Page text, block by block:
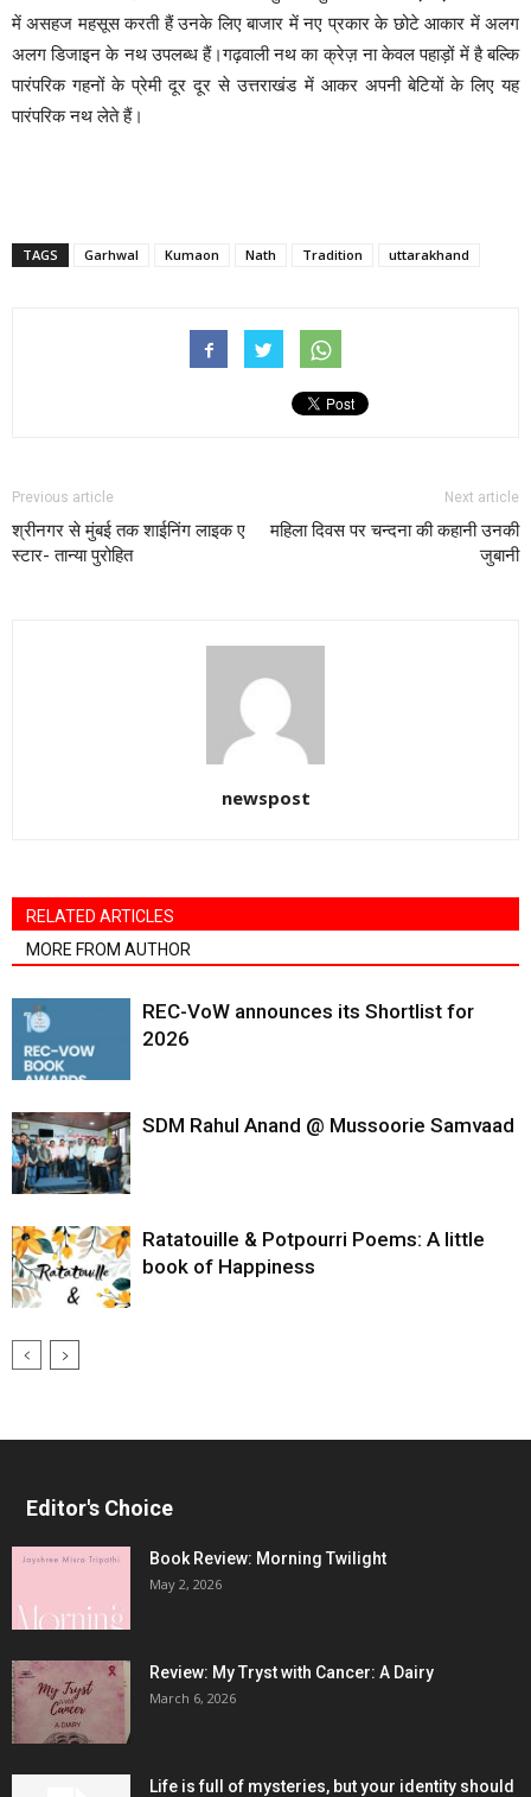
में असहज महसूस करती हैं उनके लिए बाजार में नए प्रकार के छोटे आकार में अलग
अलग डिजाइन के नथ उपलब्ध हैं।गढ़वाली नथ का क्रेज़ ना केवल पहाड़ों में है बल्कि
पारंपरिक गहनों के प्रेमी दूर दूर से उत्तराखंड में आकर अपनी बेटियों के लिए यह
पारंपरिक नथ लेते हैं।
TAGS Garhwal Kumaon Nath Tradition uttarakhand
Previous article
श्रीनगर से मुंबई तक शाईनिंग लाइक ए
स्टार- तान्या पुरोहित
Next article
महिला दिवस पर चन्दना की कहानी उनकी
जुबानी
newspost
RELATED ARTICLES
MORE FROM AUTHOR
REC-VoW announces its Shortlist for
2026
SDM Rahul Anand @ Mussoorie Samvaad
Ratatouille & Potpourri Poems: A little
book of Happiness
Editor's Choice
Book Review: Morning Twilight
May 2, 2026
Review: My Tryst with Cancer: A Dairy
March 6, 2026
Life is full of mysteries, but your identity should